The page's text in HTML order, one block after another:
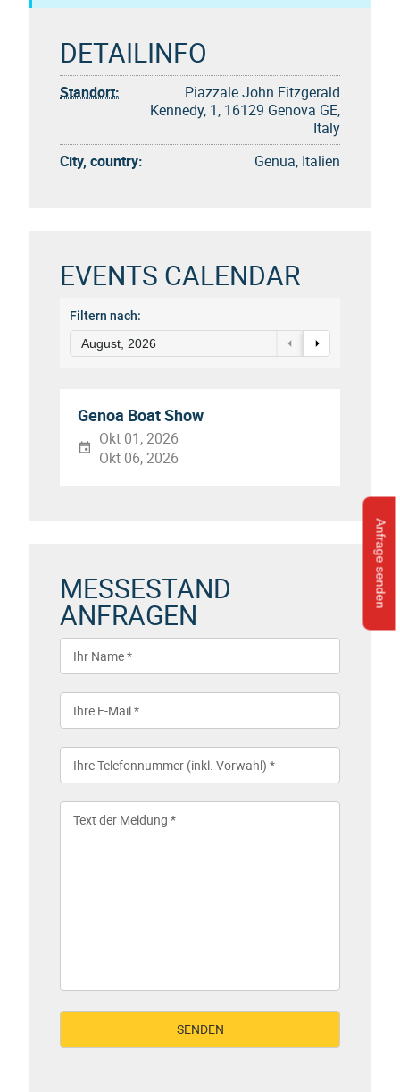
Anfrage senden
DETAILINFO
Standort:
Piazzale John Fitzgerald
Kennedy, 1, 16129 Genova GE,
Italy
City, country:
Genua, Italien
EVENTS CALENDAR
Filtern nach:
August, 2026
Genoa Boat Show
Okt 01, 2026
Okt 06, 2026
MESSESTAND
ANFRAGEN